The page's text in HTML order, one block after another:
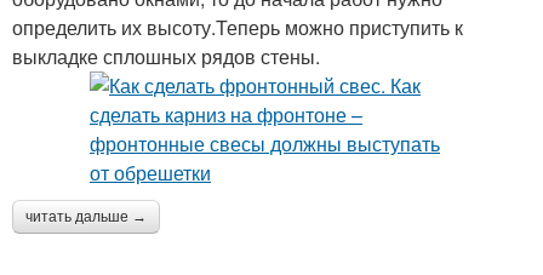
определить их высоту.Теперь можно приступить к
выкладке сплошных рядов стены.
читать дальше →